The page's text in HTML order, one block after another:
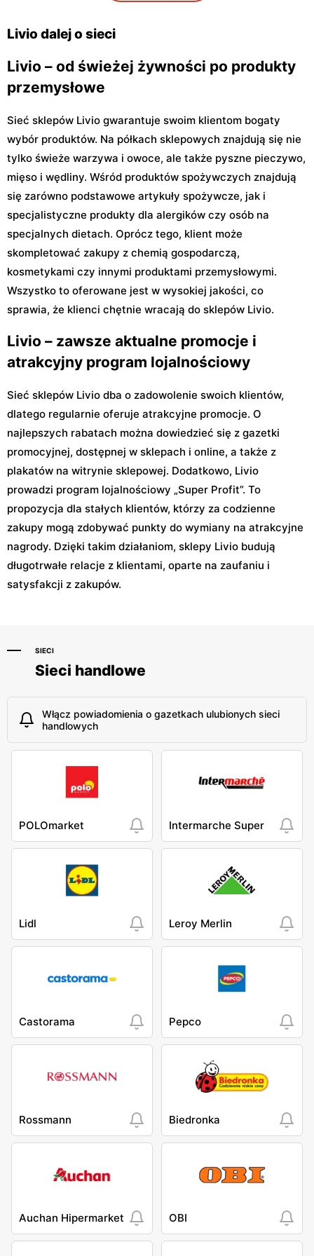
Livio dalej o sieci
Livio – od świeżej żywności po produkty
przemysłowe
Sieć sklepów Livio gwarantuje swoim klientom bogaty
wybór produktów. Na półkach sklepowych znajdują się nie
tylko świeże warzywa i owoce, ale także pyszne pieczywo,
mięso i wędliny. Wśród produktów spożywczych znajdują
się zarówno podstawowe artykuły spożywcze, jak i
specjalistyczne produkty dla alergików czy osób na
specjalnych dietach. Oprócz tego, klient może
skompletować zakupy z chemią gospodarczą,
kosmetykami czy innymi produktami przemysłowymi.
Wszystko to oferowane jest w wysokiej jakości, co
sprawia, że klienci chętnie wracają do sklepów Livio.
Livio – zawsze aktualne promocje i
atrakcyjny program lojalnościowy
Sieć sklepów Livio dba o zadowolenie swoich klientów,
dlatego regularnie oferuje atrakcyjne promocje. O
najlepszych rabatach można dowiedzieć się z gazetki
promocyjnej, dostępnej w sklepach i online, a także z
plakatów na witrynie sklepowej. Dodatkowo, Livio
prowadzi program lojalnościowy „Super Profit”. To
propozycja dla stałych klientów, którzy za codzienne
zakupy mogą zdobywać punkty do wymiany na atrakcyjne
nagrody. Dzięki takim działaniom, sklepy Livio budują
długotrwałe relacje z klientami, oparte na zaufaniu i
satysfakcji z zakupów.
SIECI
Sieci handlowe
Włącz powiadomienia o gazetkach ulubionych sieci
handlowych
POLOmarket Intermarche Super
Lidl Leroy Merlin
Castorama Pepco
Rossmann Biedronka
Auchan Hipermarket OBI